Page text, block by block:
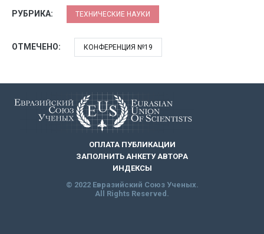
РУБРИКА: ТЕХНИЧЕСКИЕ НАУКИ
ОТМЕЧЕНО: КОНФЕРЕНЦИЯ №19
ОПЛАТА ПУБЛИКАЦИИ
ЗАПОЛНИТЬ АНКЕТУ АВТОРА
ИНДЕКСЫ
© 2022 Евразийский Союз Ученых.
All Rights Reserved.